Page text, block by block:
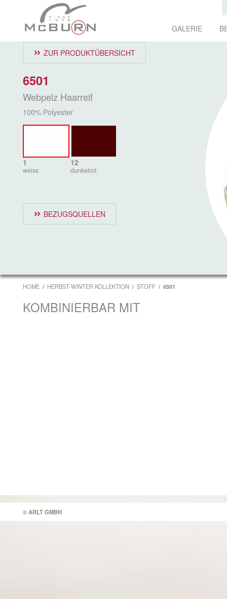
GALERIE
ZUR PRODUKTÜBERSICHT
6501
Webpelz Haarreif
100% Polyester
1
weiss
12
dunkelrot
BEZUGSQUELLEN
HOME HERBST-WINTER KOLLEKTION STOFF 6501
KOMBINIERBAR MIT
© ARLT GMBH